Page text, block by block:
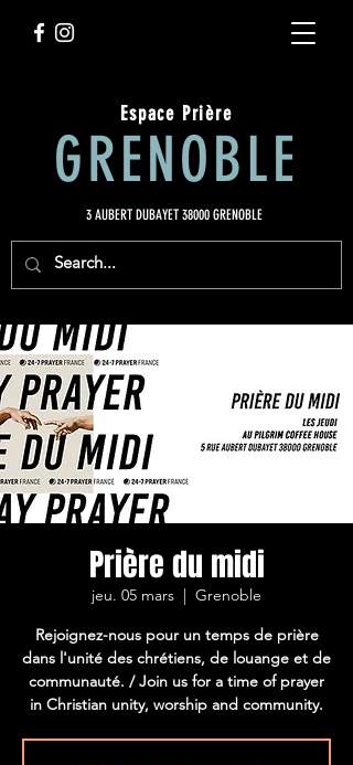
Espace Prière
GRENOBLE
3 AUBERT DUBAYET 38000 GRENOBLE
Prière du midi
jeu. 05 mars
  |
Grenoble
Rejoignez-nous pour un temps de prière
dans l'unité des chrétiens, de louange et de
communauté. / Join us for a time of prayer
in Christian unity, worship and community.